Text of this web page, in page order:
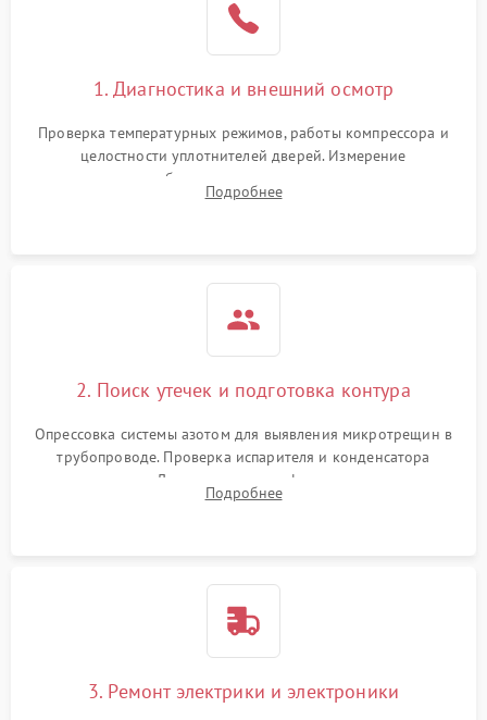
1. Диагностика и внешний осмотр
Проверка температурных режимов, работы компрессора и
целостности уплотнителей дверей. Измерение
сопротивления обмоток мотора, проверка термостата и
считывание кодов ошибок с электронного дисплея.
Подробнее
2. Поиск утечек и подготовка контура
Опрессовка системы азотом для выявления микротрещин в
трубопроводе. Проверка испарителя и конденсатора
течеискателем. Демонтаж старого фильтра-осушителя и
продувка капиллярной трубки для устранения засоров.
Подробнее
3. Ремонт электрики и электроники